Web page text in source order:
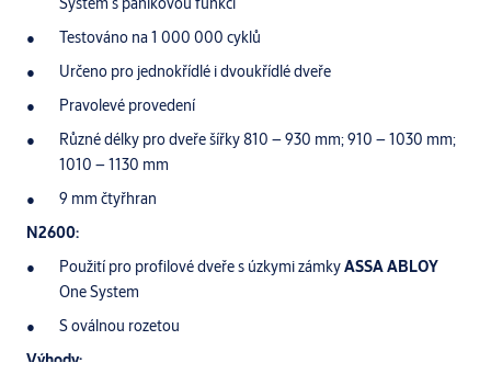
Testováno na 1 000 000 cyklů
Určeno pro jednokřídlé i dvoukřídlé dveře
Pravolevé provedení
Různé délky pro dveře šířky 810 – 930 mm; 910 – 1030 mm;
1010 – 1130 mm
9 mm čtyřhran
N2600:
Použití pro profilové dveře s úzkymi zámkyASSA ABLOY
One System
S oválnou rozetou
Výhody: